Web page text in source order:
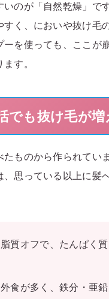
のが「自然乾燥」で
すく、においや抜け毛
ーを使っても、ここが
す。
でも抜け毛が
ものから作られてい
思っている以上に髪
質オフで、たんぱく
食が多く、鉄分・亜